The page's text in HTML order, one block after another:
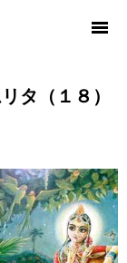
タ（１８）